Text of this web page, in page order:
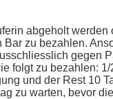
abgeholt
zu bezahlen.
gegen
folgt zu bezahlen:
und der Rest 10
zu warten, bevor